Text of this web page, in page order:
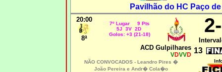
Pavilhão do HC Paço
20:00
8ª
7º Lugar 9 Pts
5J 3V 2D
Golos: +3 (21-18)
ACD Gulpilhares
VDVVD 13
NÃO CONVOCADOS - Leandro Pires �
João Pereira e Andr� Cola�o